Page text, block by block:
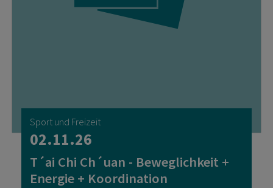
Sport und Freizeit
02.11.26
T´ai Chi Ch´uan - Beweglichkeit +
Energie + Koordination